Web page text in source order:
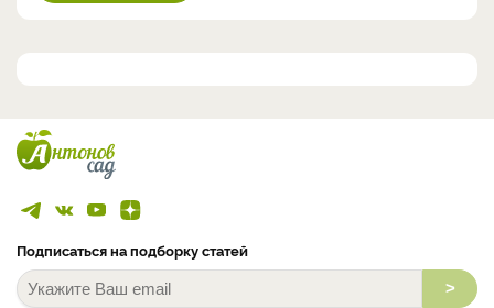
Подписаться на подборку статей
>